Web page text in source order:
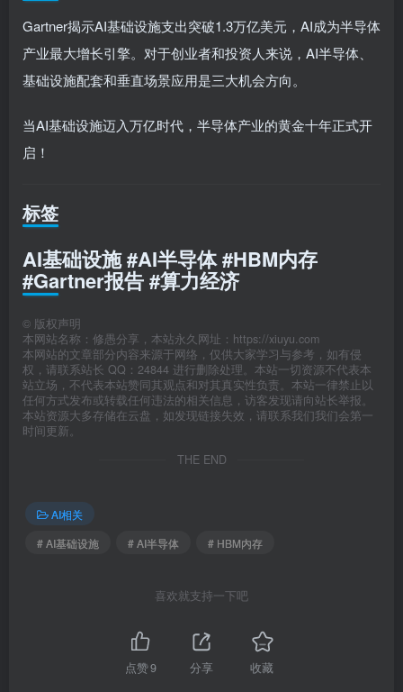
Gartner揭示AI基础设施支出突破1.3万亿美元，AI成为半导体
产业最大增长引擎。对于创业者和投资人来说，AI半导体、
基础设施配套和垂直场景应用是三大机会方向。
当AI基础设施迈入万亿时代，半导体产业的黄金十年正式开
启！
标签
AI基础设施 #AI半导体 #HBM内存
#Gartner报告 #算力经济
© 版权声明
本网站名称：修愚分享，本站永久网址：https://xiuyu.com
本网站的文章部分内容来源于网络，仅供大家学习与参考，如有侵
权，请联系站长 QQ：24844 进行删除处理。本站一切资源不代表本
站立场，不代表本站赞同其观点和对其真实性负责。本站一律禁止以
任何方式发布或转载任何违法的相关信息，访客发现请向站长举报。
本站资源大多存储在云盘，如发现链接失效，请联系我们我们会第一
时间更新。
THE END
AI相关
# AI基础设施
# AI半导体 # HBM内存
喜欢就支持一下吧
点赞9 分享 收藏